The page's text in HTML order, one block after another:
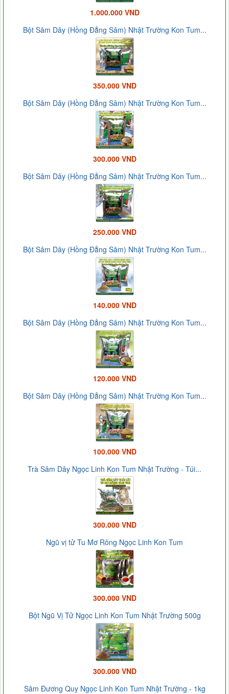
1.000.000 VND
Bột Sâm Dây (Hồng Đẳng Sâm) Nhật Trường Kon Tum...
350.000 VND
Bột Sâm Dây (Hồng Đẳng Sâm) Nhật Trường Kon Tum...
300.000 VND
Bột Sâm Dây (Hồng Đẳng Sâm) Nhật Trường Kon Tum...
250.000 VND
Bột Sâm Dây (Hồng Đẳng Sâm) Nhật Trường Kon Tum...
140.000 VND
Bột Sâm Dây (Hồng Đẳng Sâm) Nhật Trường Kon Tum...
120.000 VND
Bột Sâm Dây (Hồng Đẳng Sâm) Nhật Trường Kon Tum...
100.000 VND
Trà Sâm Dây Ngọc Linh Kon Tum Nhật Trường - Túi...
300.000 VND
Ngũ vị tử Tu Mơ Rông Ngọc Linh Kon Tum
300.000 VND
Bột Ngũ Vị Tử Ngọc Linh Kon Tum Nhật Trường 500g
300.000 VND
Sâm Đương Quy Ngọc Linh Kon Tum Nhật Trường - 1kg